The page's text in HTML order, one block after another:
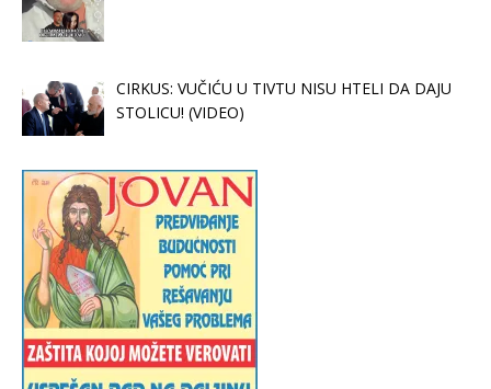
CIRKUS: VUČIĆU U TIVTU NISU HTELI DA DAJU
STOLICU! (VIDEO)